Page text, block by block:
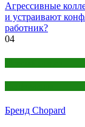
Агрессивные
и устраивают
работник?
04
Бренд Chopard